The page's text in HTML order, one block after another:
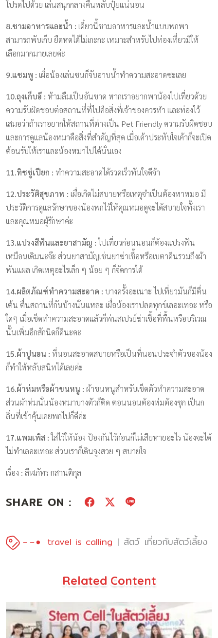
โปรดไปด้วย เล่นสนุกกลางคืนหลับปุ๋ยแน่นอน
8.ชามอาหารและน้ำ : เดี๋ยวนี้ชามอาหารและน้ำแบบพกพา
สามารถพับเก็บ ยืดหดได้ไม่เกะกะ เหมาะสำหรับไปท่องเที่ยวมีให้
เลือกมากมายเลยค่ะ
9.แชมพู : เผื่อน้องเล่นซนก็จับอาบน้ำทำความสะอาดซะเลย
10.ถุงเก็บอึ : ห้ามลืมเป็นอันขาด หากเราอยากพาน้องไปเที่ยวด้วย
ความรับผิดชอบต่อสถานที่ที่ไปคือสิ่งที่เจ้าของควรทำ และท่องไว้
เสมอว่าถ้าเราอยากให้สถานที่ต่างเป็น Pet Friendly ความรับผิดชอบ
และการดูแลน้องหมาคือสิ่งที่สำคัญที่สุด เมื่อเค้าประทับใจเค้าก็จะเปิด
ต้อนรับให้เราและน้องหมาไปได้นั่นเอง
11.ทิชชู่เปียก : ทำความสะอาดได้รวดเร็วทันใจดีจ้า
12.ประวัติสุขภาพ : เผื่อเกิดไม่สบายหรือเหตุจำเป็นต้องหาหมอ มี
ประวัติการดูแลรักษาของน้องพกไว้ให้คุณหมอดูจะได้สบายใจทั้งเรา
และคุณหมอผู้รักษาค่ะ
13.แปรงสีฟันและยาสามัญ :ไปเที่ยวก่อนนอนก็ต้องแปรงฟัน
เหมือนเดิมนะจ๊ะ ส่วนยาสามัญเช่นยาฆ่าเชื้อหรือเบตาดีนรวมถึงผ้า
พันแผล เกิดเหตุอะไรเล็ก ๆ น้อย ๆ ก็จัดการได้
14.ผลิตภัณฑ์ทำความสะอาด : บางครั้งอะเนาะ ไปเที่ยวมันก็มีตื่น
เต้น ตื่นสถานที่กันบ้างนั่นแหละ เผื่อน้องเราปลดทุกข์เลอะเทอะ หรือ
ใดๆ เมื่อเช็ดทำความสะอาดแล้วก็พ่นสเปรย์ฆ่าเชื้อที่พื้นหรือบริเวณ
นั้นเพิ่มอีกสักนิดก็ดีนะคะ
15.ผ้าปูนอน : ที่นอนสะอาดสบายหรือเป็นที่นอนประจำตัวของน้อง
ก็ทำให้หลับสนิทได้เลยค่ะ
16.ผ้าห่มหรือผ้าขนหนู : ผ้าขนหนูสำหรับเช็ดตัวทำความสะอาด
ส่วนผ้าห่มนั่นน้องหมาบางตัวก็ติด ตอนนอนต้องห่มต้องซุก เป็นก
ลิ่นที่เข้าคุ้นเคยพกไปก็ดีค่ะ
17.แพมเพิส :ใส่ไว้ให้น้อง ป้องกันไว้ก่อนก็ไม่เสียหายอะไร น้องจะได้
ไม่ทำเลอะเทอะ ส่วนเราก็เดินจูงสวย ๆ สบายใจ
เรื่อง : ลีฬภัทร กสานติกุล
SHARE ON :
travel is calling สัตว์ เที่ยวกับสัตว์เลี้ยง
Related Content